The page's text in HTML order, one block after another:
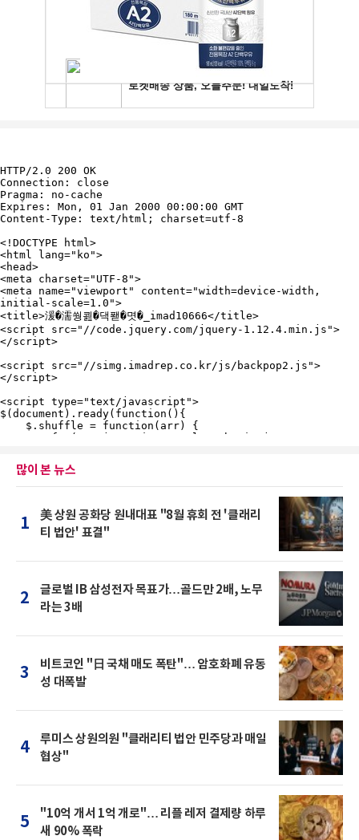
많이 본 뉴스
1
美 상원 공화당 원내대표 "8월 휴회 전 '클래리
티 법안' 표결"
2
글로벌 IB 삼성전자 목표가…골드만 2배, 노무
라는 3배
3
비트코인 "日 국채 매도 폭탄"… 암호화폐 유동
성 대폭발
4
루미스 상원의원 "클래리티 법안 민주당과 매일
협상"
5
"10억 개서 1억 개로"… 리플 레저 결제량 하루
새 90% 폭락